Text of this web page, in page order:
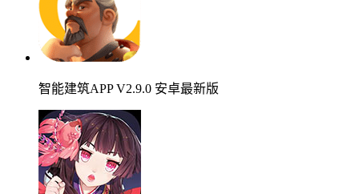
智能建筑APP V2.9.0 安卓最新版